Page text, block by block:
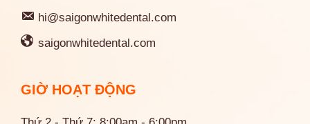
hi@saigonwhitedental.com
saigonwhitedental.com
GIỜ HOẠT ĐỘNG